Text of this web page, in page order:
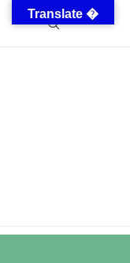
Translate �